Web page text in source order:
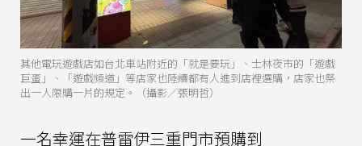
其他電玩遊戲店如台北車站附近的「就是要玩」、士林夜市的「遊戲
巨蛋」、「遊戲頻道」等店家也陸續都有人進到店裡選購，店家也祭
出一人限購一片的規定。（攝影／張明哲）
一名幸運在普雷伊三重門市預購到